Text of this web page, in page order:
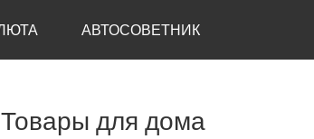
АВТОСОВЕТНИК
Товары для дома